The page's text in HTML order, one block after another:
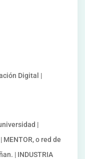
Digital |
|
MENTOR, o red de
| INDUSTRIA